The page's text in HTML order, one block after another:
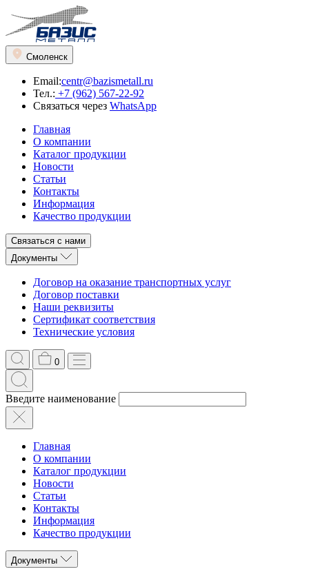
Смоленск
Email:centr@bazismetall.ru
Тел.: +7 (962) 567-22-92
Связаться через WhatsApp
Главная
О компании
Каталог продукции
Новости
Статьи
Контакты
Информация
Качество продукции
Связаться с нами
Документы
Договор на оказание транспортных услуг
Договор поставки
Наши реквизиты
Сертификат соответствия
Технические условия
0
Введите наименование
Главная
О компании
Каталог продукции
Новости
Статьи
Контакты
Информация
Качество продукции
Документы